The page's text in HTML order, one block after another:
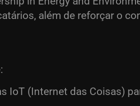
além de reforçar o
IoT (Internet das Coisas)